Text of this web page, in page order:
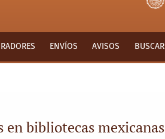
ENVÍOS AVISOS BUSCAR
bibliotecas mexicanas